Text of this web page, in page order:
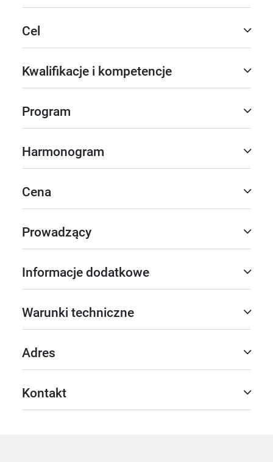
Cel
Kwalifikacje i kompetencje
Program
Harmonogram
Cena
Prowadzący
Informacje dodatkowe
Warunki techniczne
Adres
Kontakt